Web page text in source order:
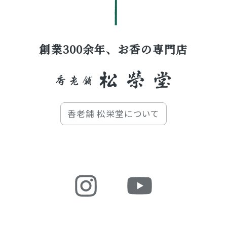
創業300余年、お香の専門店
香老舗 松栄堂について